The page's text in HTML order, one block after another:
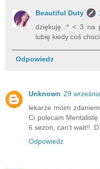
Beautiful Duty
dziękuję :* < 3 na
lubię kiedy coś
Odpowiedz
Unknown 29
lekarze moim
Ci polecam Mentalistę
6 sezon, can't wait!! :D
Odpowiedz